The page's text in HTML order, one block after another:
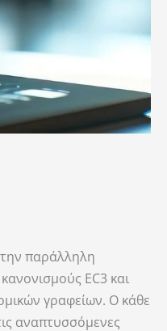
την παράλληλη
EC3 και
γραφείων. Ο κάθε
αναπτυσσόμενες